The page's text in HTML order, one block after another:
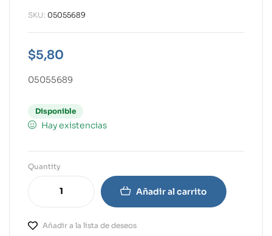
SKU: 05055689
$5,80
05055689
Disponible
Hay existencias
Quantity
Añadir al carrito
Añadir a la lista de deseos